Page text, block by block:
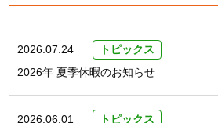
2026.07.24
トピックス
2026年 夏季休暇のお知らせ
2026.06.01
トピックス